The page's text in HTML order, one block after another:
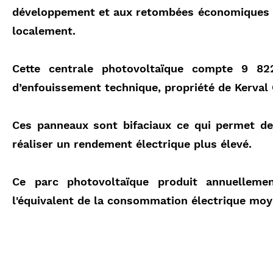
développement et aux retombées
localement.
Cette centrale photovoltaïque compte 9
d’enfouissement technique, propriété de Kerval
Ces panneaux sont bifaciaux ce qui permet
réaliser un rendement électrique plus élevé.
Ce parc photovoltaïque produit
l'équivalent de la consommation électrique